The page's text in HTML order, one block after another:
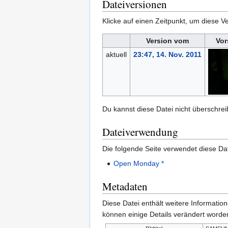
Dateiversionen
Klicke auf einen Zeitpunkt, um diese
Version vom
aktuell
23:47, 14. Nov. 2011
Du kannst diese Datei nicht
Dateiverwendung
Die folgende Seite verwendet diese
Open Monday *
Metadaten
Diese Datei enthält weitere
können einige Details verändert